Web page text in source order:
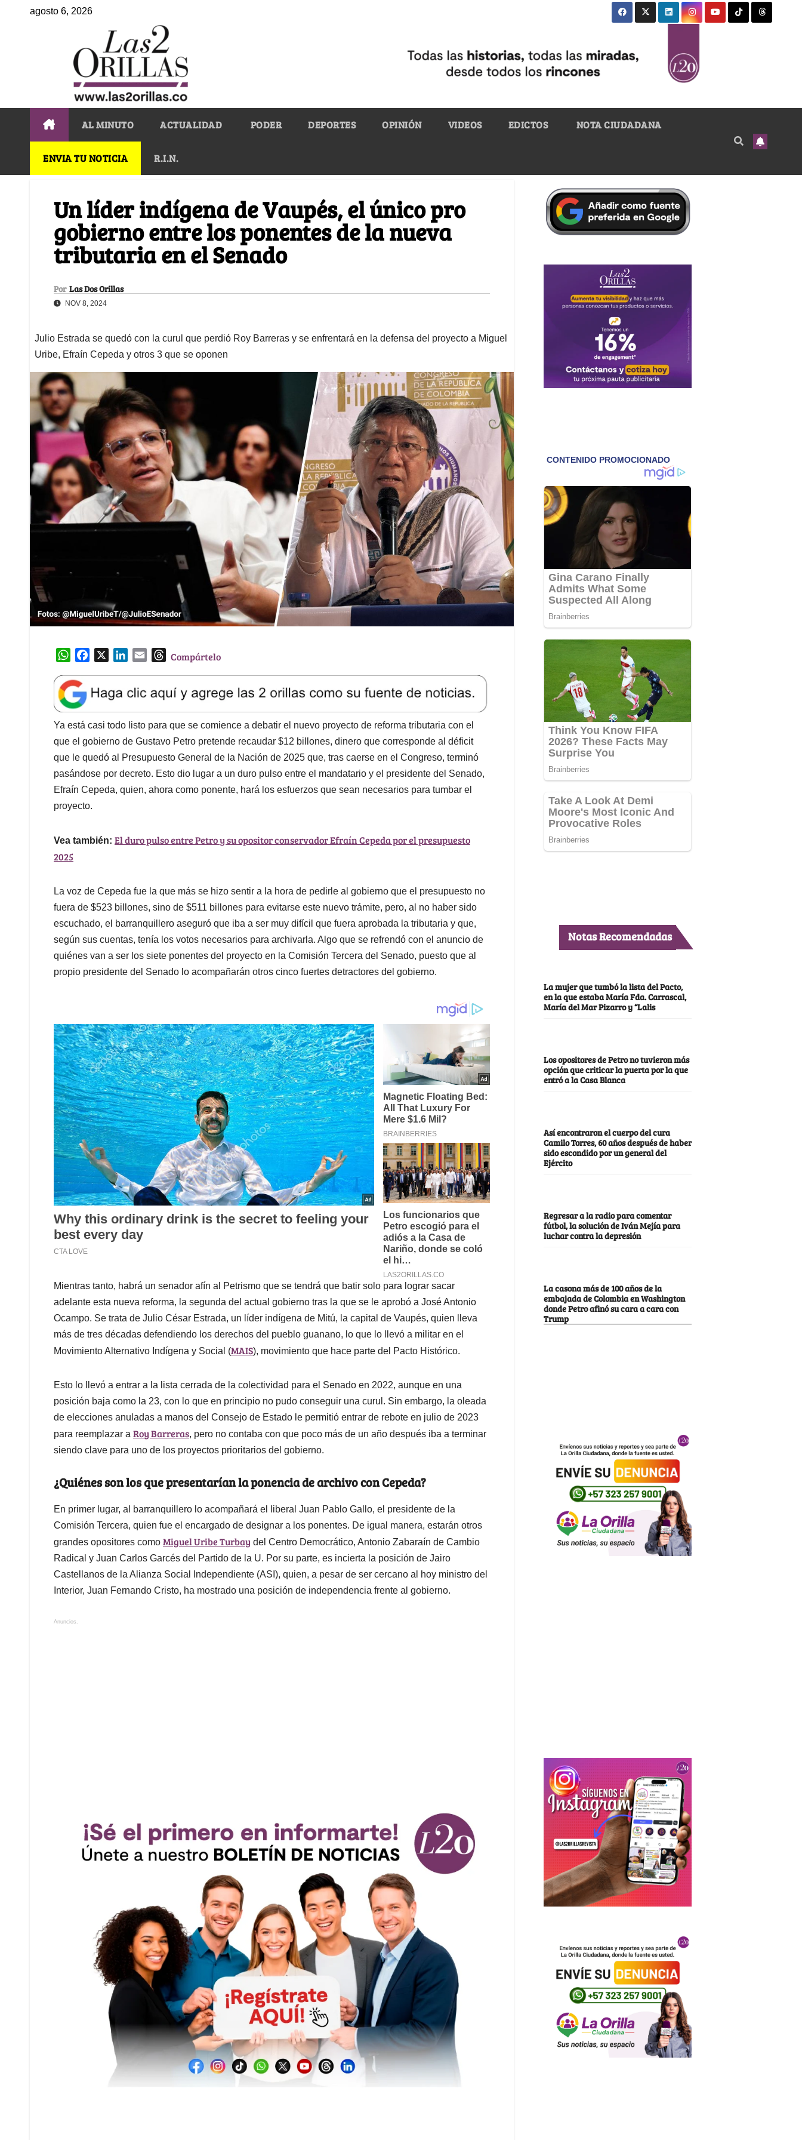
agosto 6, 2026
AL MINUTO ACTUALIDAD PODER DEPORTES OPINIÓN VIDEOS EDICTOS NOTA CIUDADANA
ENVIA TU NOTICIA R.I.N.
Un líder indígena de Vaupés, el único pro
gobierno entre los ponentes de la nueva
tributaria en el Senado
Por Las Dos Orillas
NOV 8, 2024
Julio Estrada se quedó con la curul que perdió Roy Barreras y se enfrentará en la defensa del proyecto a Miguel
Uribe, Efraín Cepeda y otros 3 que se oponen
W
a
t
s
A
p
p
e
b
o
o
k
k
e
d
I
n
l
T
e
a
d
s
Compártelo
Ya está casi todo listo para que se comience a debatir el nuevo proyecto de reforma tributaria con el
que el gobierno de Gustavo Petro pretende recaudar $12 billones, dinero que corresponde al déficit
que le quedó al Presupuesto General de la Nación de 2025 que, tras caerse en el Congreso, terminó
pasándose por decreto. Esto dio lugar a un duro pulso entre el mandatario y el presidente del Senado,
Efraín Cepeda, quien, ahora como ponente, hará los esfuerzos que sean necesarios para tumbar el
proyecto.
Vea también: El duro pulso entre Petro y su opositor conservador Efraín Cepeda por el presupuesto
2025
La voz de Cepeda fue la que más se hizo sentir a la hora de pedirle al gobierno que el presupuesto no
fuera de $523 billones, sino de $511 billones para evitarse este nuevo trámite, pero, al no haber sido
escuchado, el barranquillero aseguró que iba a ser muy difícil que fuera aprobada la tributaria y que,
según sus cuentas, tenía los votos necesarios para archivarla. Algo que se refrendó con el anuncio de
quiénes van a ser los siete ponentes del proyecto en la Comisión Tercera del Senado, puesto que al
propio presidente del Senado lo acompañarán otros cinco fuertes detractores del gobierno.
Mientras tanto, habrá un senador afín al Petrismo que se tendrá que batir solo para lograr sacar
adelante esta nueva reforma, la segunda del actual gobierno tras la que se le aprobó a José Antonio
Ocampo. Se trata de Julio César Estrada, un líder indígena de Mitú, la capital de Vaupés, quien lleva
más de tres décadas defendiendo los derechos del pueblo guanano, lo que lo llevó a militar en el
Movimiento Alternativo Indígena y Social (MAIS), movimiento que hace parte del Pacto Histórico.
Esto lo llevó a entrar a la lista cerrada de la colectividad para el Senado en 2022, aunque en una
posición baja como la 23, con lo que en principio no pudo conseguir una curul. Sin embargo, la oleada
de elecciones anuladas a manos del Consejo de Estado le permitió entrar de rebote en julio de 2023
para reemplazar a Roy Barreras, pero no contaba con que poco más de un año después iba a terminar
siendo clave para uno de los proyectos prioritarios del gobierno.
¿Quiénes son los que presentarían la ponencia de archivo con Cepeda?
En primer lugar, al barranquillero lo acompañará el liberal Juan Pablo Gallo, el presidente de la
Comisión Tercera, quien fue el encargado de designar a los ponentes. De igual manera, estarán otros
grandes opositores como Miguel Uribe Turbay del Centro Democrático, Antonio Zabaraín de Cambio
Radical y Juan Carlos Garcés del Partido de la U. Por su parte, es incierta la posición de Jairo
Castellanos de la Alianza Social Independiente (ASI), quien, a pesar de ser cercano al hoy ministro del
Interior, Juan Fernando Cristo, ha mostrado una posición de independencia frente al gobierno.
Anuncios.
Notas Recomendadas
La mujer que tumbó la lista del Pacto,
en la que estaba María Fda. Carrascal,
María del Mar Pizarro y “Lalis
Los opositores de Petro no tuvieron más
opción que criticar la puerta por la que
entró a la Casa Blanca
Así encontraron el cuerpo del cura
Camilo Torres, 60 años después de haber
sido escondido por un general del
Ejército
Regresar a la radio para comentar
fútbol, la solución de Iván Mejía para
luchar contra la depresión
La casona más de 100 años de la
embajada de Colombia en Washington
donde Petro afinó su cara a cara con
Trump